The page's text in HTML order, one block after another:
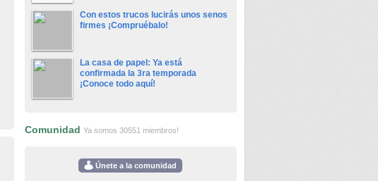
Con estos trucos lucirás unos senos
firmes ¡Compruébalo!
La casa de papel: Ya está
confirmada la 3ra temporada
¡Conoce todo aquí!
Comunidad Ya somos 30551 miembros!
Únete a la comunidad